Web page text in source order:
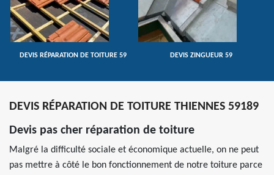
DEVIS RÉPARATION DE TOITURE 59 DEVIS ZINGUEUR 59
DEVIS RÉPARATION DE TOITURE THIENNES 59189
Devis pas cher réparation de toiture
Malgré la difficulté sociale et économique actuelle, on ne peut
pas mettre à côté le bon fonctionnement de notre toiture parce